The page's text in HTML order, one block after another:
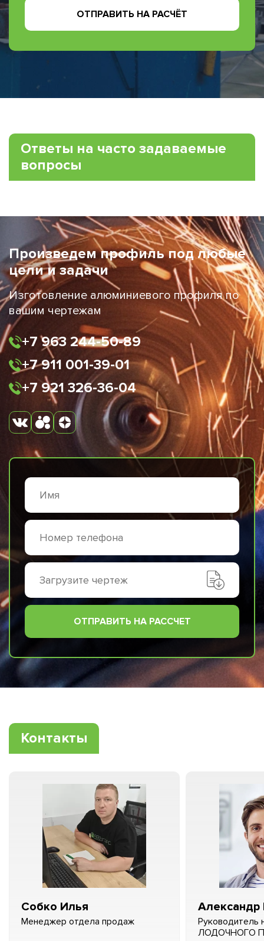
ОТПРАВИТЬ НА РАСЧЁТ
Ответы на часто задаваемые
вопросы
Произведем профиль под любые
цели и задачи
Изготовление алюминиевого профиля по
вашим чертежам
+7 963 244-50-89
+7 911 001-39-01
+7 921 326-36-04
Загрузите чертеж
ОТПРАВИТЬ НА РАССЧЕТ
Контакты
Собко Илья
Менеджер отдела продаж
Александр
Руководитель
ЛОДОЧНОГО